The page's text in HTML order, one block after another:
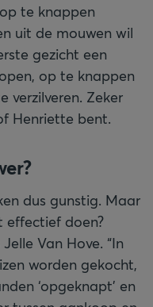
te knappen
uit de mouwen wil
gezicht een
op te knappen
verzilveren. Zeker
Henriette bent.
dus gunstig. Maar
effectief doen?
Van Hove. “In
worden gekocht,
‘opgeknapt’ en